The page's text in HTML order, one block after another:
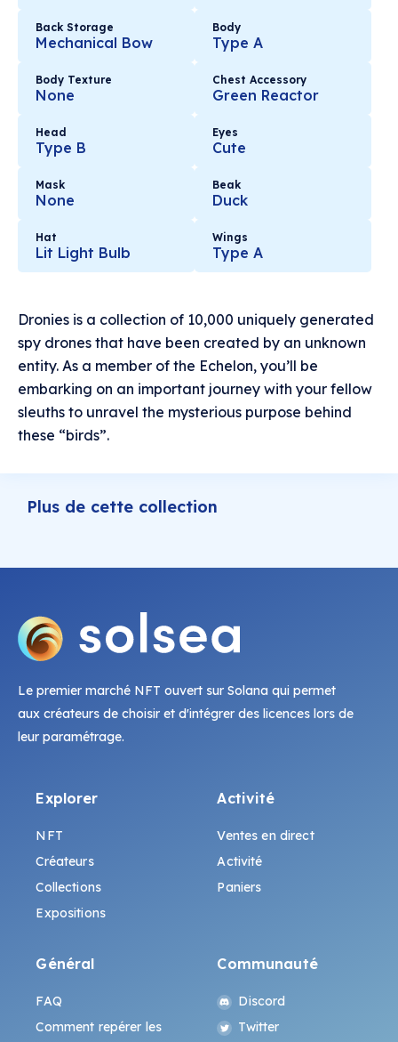
Back Storage
Mechanical Bow
Body
Type A
Body Texture
None
Chest Accessory
Green Reactor
Head
Type B
Eyes
Cute
Mask
None
Beak
Duck
Hat
Lit Light Bulb
Wings
Type A
Dronies is a collection of 10,000 uniquely generated
spy drones that have been created by an unknown
entity. As a member of the Echelon, you’ll be
embarking on an important journey with your fellow
sleuths to unravel the mysterious purpose behind
these “birds”.
Plus de cette collection
Le premier marché NFT ouvert sur Solana qui permet
aux créateurs de choisir et d'intégrer des licences lors de
leur paramétrage.
Explorer
NFT
Créateurs
Collections
Expositions
Activité
Ventes en direct
Activité
Paniers
Général
FAQ
Comment repérer les
Communauté
Discord
Twitter